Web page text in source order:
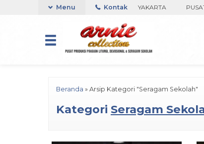
TOKO ARNIE COLLECTION-BORO, YOGYAKARTA PUSAT
Menu Kontak
Beranda » Arsip Kategori "Seragam Sekolah"
Kategori Seragam